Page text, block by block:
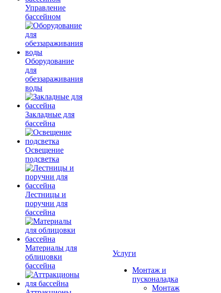
Управление
бассейном
Оборудование
для
обеззараживания
воды
Закладные для
бассейна
Освещение
подсветка
Лестницы и
поручни для
бассейна
Материалы для
облицовки
бассейна
Услуги
Монтаж и
пусконаладка
Монтаж